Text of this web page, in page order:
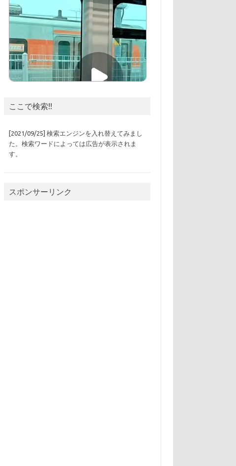
ここで検索!!
[2021/09/25] 検索エンジンを入れ替えてみまし
た。検索ワードによっては広告が表示されま
す。
スポンサーリンク